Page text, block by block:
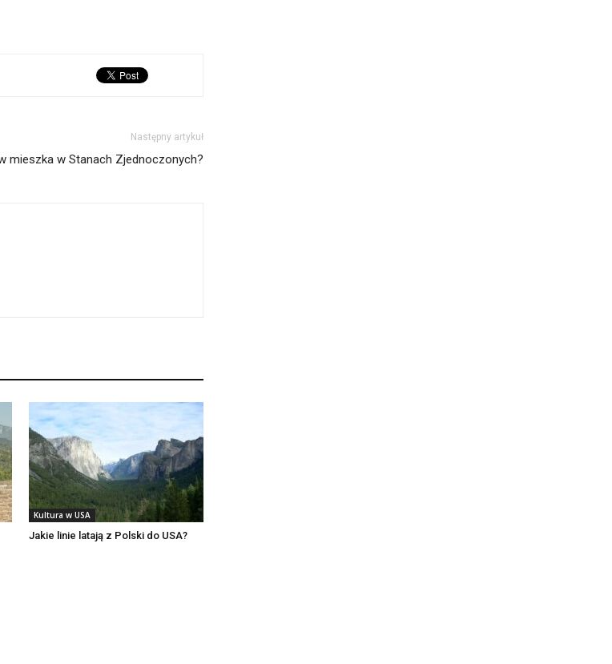
Następny artykuł
mieszka w Stanach Zjednoczonych?
Kultura w USA
Jakie linie latają z Polski do USA?